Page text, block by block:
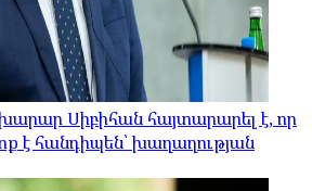
Սիբիհան հայտարարել է, որ
է հանդիպեն՝ խաղաղության